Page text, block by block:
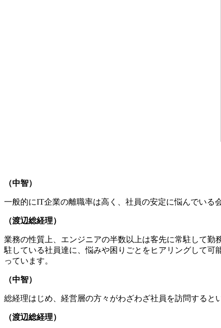
（中智）
一般的にIT企業の離職率は高く、社員の安定に悩んでいる
（渡辺総経理）
業務の性質上、エンジニアの半数以上は客先に常駐して
駐している社員達に、悩みや困りごとをヒアリングして
っています。
（中智）
総経理はじめ、経営層の方々がわざわざ社員を訪問すると
（渡辺総経理）